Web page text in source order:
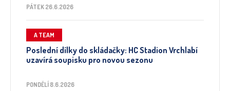
PÁTEK 26.6.2026
A TEAM
Poslední dílky do skládačky: HC Stadion Vrchlabí
uzavírá soupisku pro novou sezonu
PONDĚLÍ 8.6.2026